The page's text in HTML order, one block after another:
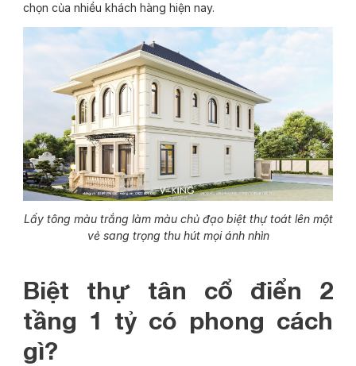
chọn của nhiều khách hàng hiện nay.
Lấy tông màu trắng làm màu chủ đạo biệt thự toát lên một
vẻ sang trọng thu hút mọi ánh nhìn
Biệt thự tân cổ điển 2
tầng 1 tỷ có phong cách
gì?